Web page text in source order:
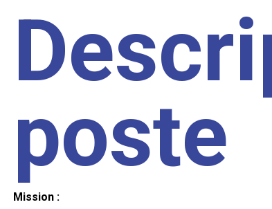
poste
Mission :